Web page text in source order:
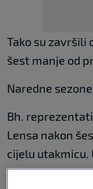
Tako su završili
šest manje od
Naredne
Bh.
Lensa nakon
cijelu utakmicu.
karton.